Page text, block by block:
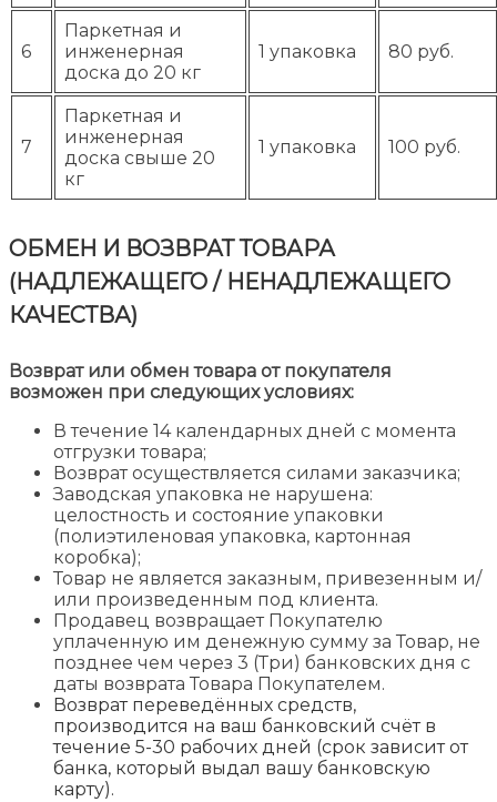
6
Паркетная и
инженерная
доска до 20 кг
1 упаковка 80 руб.
7
Паркетная и
инженерная
доска свыше 20
кг
1 упаковка 100 руб.
ОБМЕН И ВОЗВРАТ ТОВАРА
(НАДЛЕЖАЩЕГО / НЕНАДЛЕЖАЩЕГО
КАЧЕСТВА)
Возврат или обмен товара от покупателя
возможен при следующих условиях:
В течение 14 календарных дней с момента
отгрузки товара;
Возврат осуществляется силами заказчика;
Заводская упаковка не нарушена:
целостность и состояние упаковки
(полиэтиленовая упаковка, картонная
коробка);
Товар не является заказным, привезенным и/
или произведенным под клиента.
Продавец возвращает Покупателю
уплаченную им денежную сумму за Товар, не
позднее чем через 3 (Три) банковских дня с
даты возврата Товара Покупателем.
Возврат переведённых средств,
производится на ваш банковский счёт в
течение 5-30 рабочих дней (срок зависит от
банка, который выдал вашу банковскую
карту).